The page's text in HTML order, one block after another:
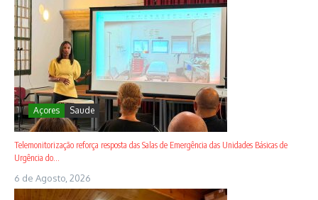
Açores Saude
Telemonitorização reforça resposta das Salas de Emergência das Unidades Básicas de
Urgência do...
6 de Agosto, 2026